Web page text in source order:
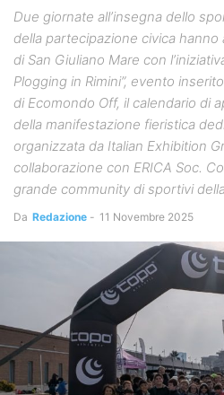
Due giornate all’insegna dello
della partecipazione civica hanno
di San Giuliano Mare con
Plogging in Rimini”, evento
di Ecomondo Off, il calendario di
della manifestazione fieristica
organizzata da Italian Exhibition
collaborazione con ERICA Soc.
grande community di sportivi
Da Redazione - 11 Novembre 2025